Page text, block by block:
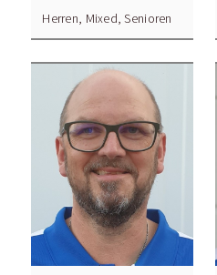
Herren, Mixed, Senioren